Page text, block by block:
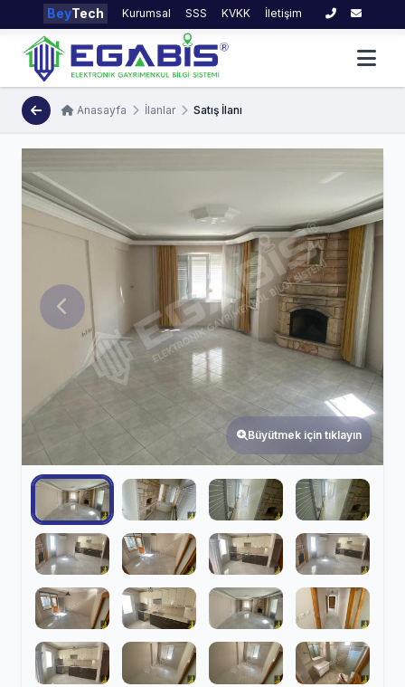
BeyTech Kurumsal SSS KVKK İletişim
Anasayfa İlanlar Satış İlanı
Büyütmek için tıklayın